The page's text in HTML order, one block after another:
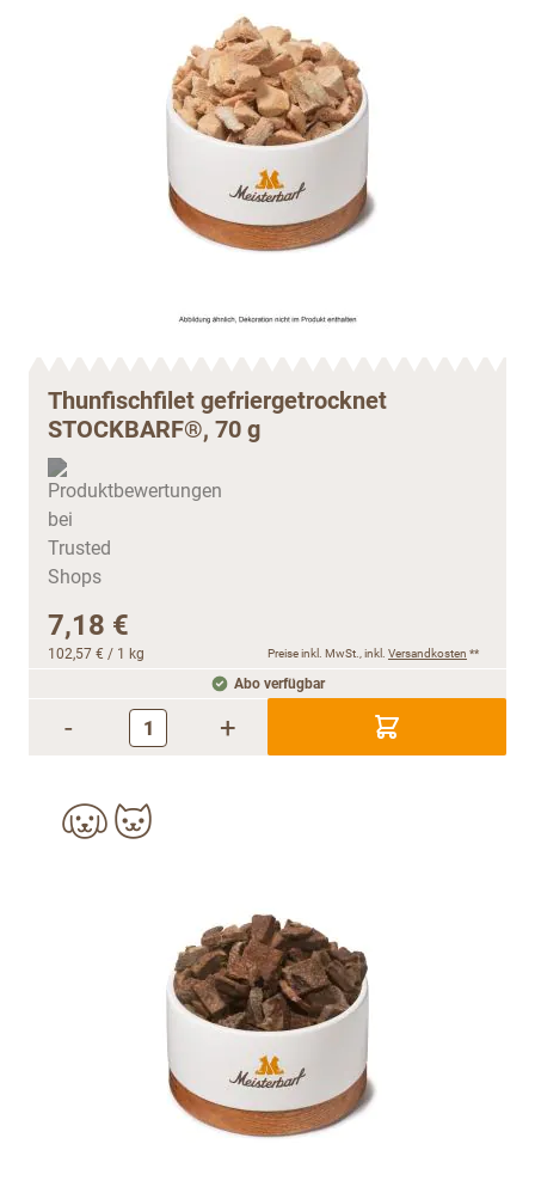
Thunfischfilet gefriergetrocknet
STOCKBARF®, 70 g
7,18 €
102,57 € / 1 kg Preise inkl. MwSt., inkl. Versandkosten **
Abo verfügbar
- +